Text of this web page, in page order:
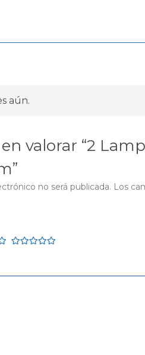
aún.
valorar “2
no será publicada. Los